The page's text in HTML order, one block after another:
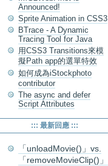
Announced!
Sprite Animation in CSS3
BTrace - A Dynamic
Tracing Tool for Java
用CSS3 Transitions來模
擬Path app的選單特效
如何成為iStockphoto
contributor
The async and defer
Script Attributes
::: 最新回應 :::
「unloadMovie()」vs.
「removeMovieClip()」